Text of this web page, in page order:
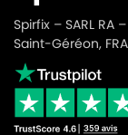
Spirfix – SARL RA
Saint-Géréon,